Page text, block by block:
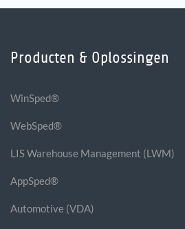
Producten & Oplossingen
WinSped®
WebSped®
LIS Warehouse Management (LWM)
AppSped®
Automotive (VDA)